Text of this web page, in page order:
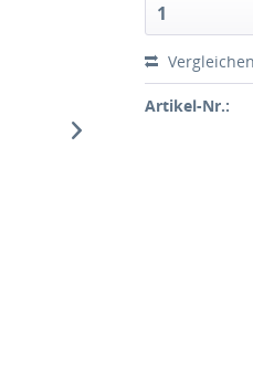
1
Vergleichen
Artikel-Nr.: